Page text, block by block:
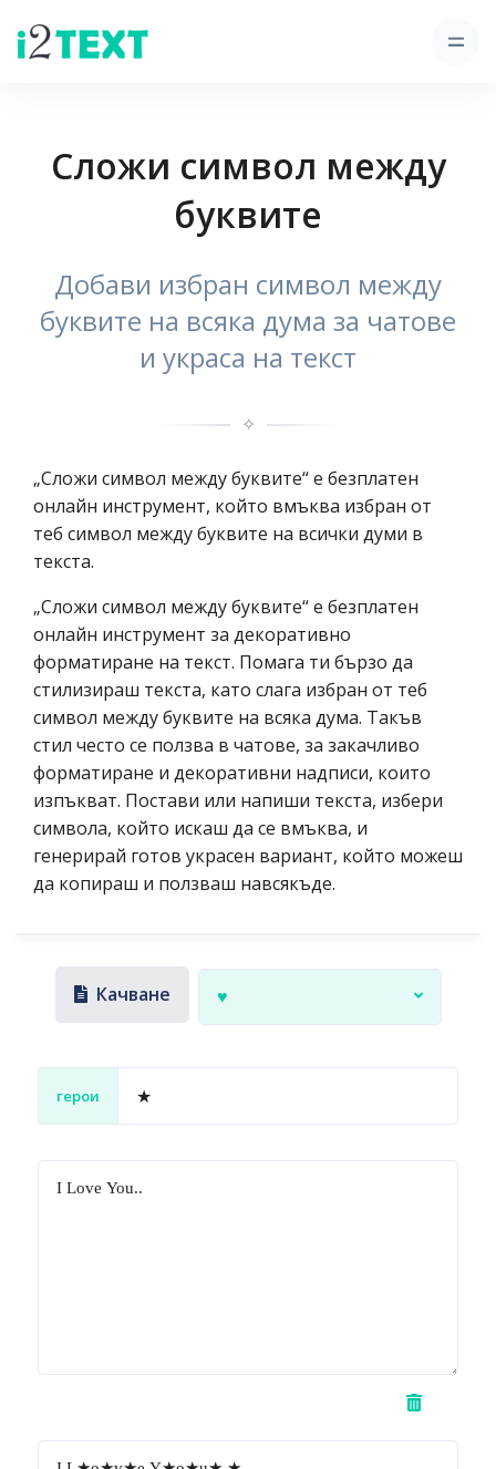
Сложи символ между
буквите
Добави избран символ между
буквите на всяка дума за чатове
и украса на текст
✧
„Сложи символ между буквите“ е безплатен
онлайн инструмент, който вмъква избран от
теб символ между буквите на всички думи в
текста.
„Сложи символ между буквите“ е безплатен
онлайн инструмент за декоративно
форматиране на текст. Помага ти бързо да
стилизираш текста, като слага избран от теб
символ между буквите на всяка дума. Такъв
стил често се ползва в чатове, за закачливо
форматиране и декоративни надписи, които
изпъкват. Постави или напиши текста, избери
символа, който искаш да се вмъква, и
генерирай готов украсен вариант, който можеш
да копираш и ползваш навсякъде.
Качване ♥
герои